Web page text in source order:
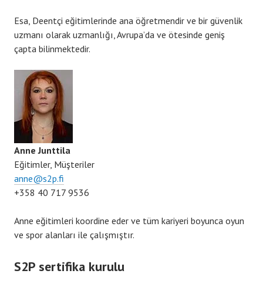
Esa, Deentçi eğitimlerinde ana öğretmendir ve bir güvenlik
uzmanı olarak uzmanlığı, Avrupa’da ve ötesinde geniş
çapta bilinmektedir.
Anne Junttila
Eğitimler, Müşteriler
anne@s2p.fi
+358 40 717 9536
Anne eğitimleri koordine eder ve tüm kariyeri boyunca oyun
ve spor alanları ile çalışmıştır.
S2P sertifika kurulu